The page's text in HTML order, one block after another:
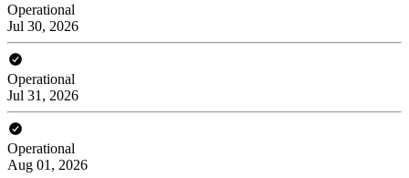
Operational
Jul 30, 2026
Operational
Jul 31, 2026
Operational
Aug 01, 2026